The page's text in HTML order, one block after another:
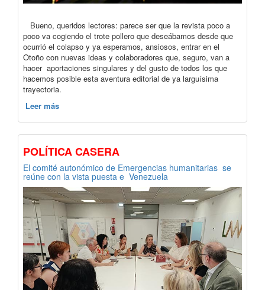
Bueno, queridos lectores: parece ser que la revista poco a
poco va cogiendo el trote pollero que deseábamos desde que
ocurrió el colapso y ya esperamos, ansiosos, entrar en el
Otoño con nuevas ideas y colaboradores que, seguro, van a
hacer aportaciones singulares y del gusto de todos los que
hacemos posible esta aventura editorial de ya larguísima
trayectoria.
Leer más
POLÍTICA CASERA
El comité autonómico de Emergencias humanitarias se
reúne con la vista puesta e Venezuela